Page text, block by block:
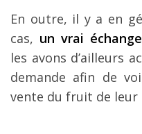
En outre, il y a en
cas, un vrai
les avons d’ailleurs
demande afin de
vente du fruit de leur